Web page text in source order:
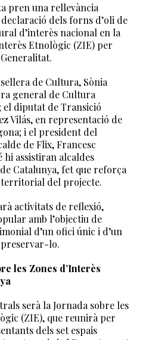
pren una rellevància
dels forns d’oli de
d’interès nacional en la
Etnològic (ZIE) per
de Cultura, Sònia
general de Cultura
diputat de Transició
Vilás, en representació de
i el president del
de Flix, Francesc
hi assistiran alcaldes
Catalunya, fet que reforça
territorial del projecte.
activitats de reflexió,
amb l’objectiu de
d’un ofici únic i d’un
lo.
les Zones d’Interès
serà la Jornada sobre les
(ZIE), que reunirà per
dels set espais